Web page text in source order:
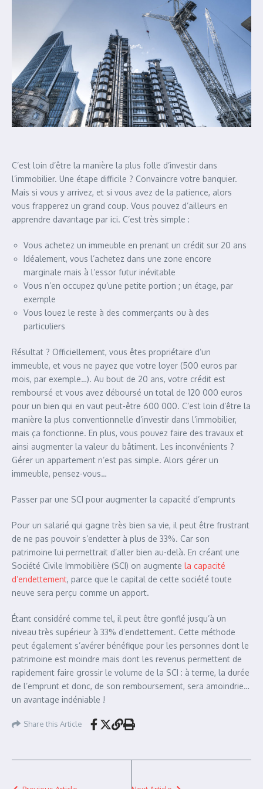
C’est loin d’être la manière la plus folle d’investir dans
l’immobilier. Une étape difficile ? Convaincre votre banquier.
Mais si vous y arrivez, et si vous avez de la patience, alors
vous frapperez un grand coup. Vous pouvez d’ailleurs en
apprendre davantage par ici. C’est très simple :
Vous achetez un immeuble en prenant un crédit sur 20 ans
Idéalement, vous l’achetez dans une zone encore
marginale mais à l’essor futur inévitable
Vous n’en occupez qu’une petite portion ; un étage, par
exemple
Vous louez le reste à des commerçants ou à des
particuliers
Résultat ? Officiellement, vous êtes propriétaire d’un
immeuble, et vous ne payez que votre loyer (500 euros par
mois, par exemple…). Au bout de 20 ans, votre crédit est
remboursé et vous avez déboursé un total de 120 000 euros
pour un bien qui en vaut peut-être 600 000. C’est loin d’être la
manière la plus conventionnelle d’investir dans l’immobilier,
mais ça fonctionne. En plus, vous pouvez faire des travaux et
ainsi augmenter la valeur du bâtiment. Les inconvénients ?
Gérer un appartement n’est pas simple. Alors gérer un
immeuble, pensez-vous…
Passer par une SCI pour augmenter la capacité d’emprunts
Pour un salarié qui gagne très bien sa vie, il peut être frustrant
de ne pas pouvoir s’endetter à plus de 33%. Car son
patrimoine lui permettrait d’aller bien au-delà. En créant une
Société Civile Immobilière (SCI) on augmente la capacité
d’endettement, parce que le capital de cette société toute
neuve sera perçu comme un apport.
Étant considéré comme tel, il peut être gonflé jusqu’à un
niveau très supérieur à 33% d’endettement. Cette méthode
peut également s’avérer bénéfique pour les personnes dont le
patrimoine est moindre mais dont les revenus permettent de
rapidement faire grossir le volume de la SCI : à terme, la durée
de l’emprunt et donc, de son remboursement, sera amoindrie…
un avantage indéniable !
Share this Article